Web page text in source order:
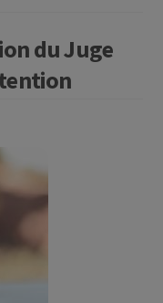
du Juge